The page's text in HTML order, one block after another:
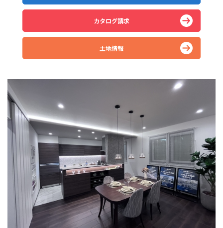
カタログ請求
土地情報